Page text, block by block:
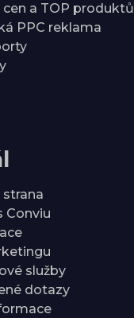
a TOP produktů
PPC reklama
Conviu
služby
dotazy